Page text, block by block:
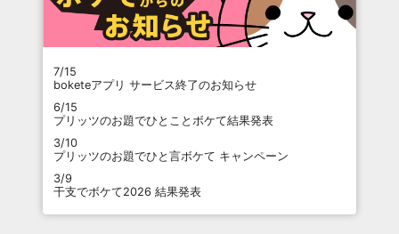
7/15
boketeアプリ サービス終了のお知らせ
6/15
プリッツのお題でひとことボケて結果発表
3/10
プリッツのお題でひと言ボケて キャンペーン
3/9
干支でボケて2026 結果発表